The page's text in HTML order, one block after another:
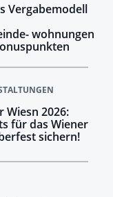
Vergabemodell
wohnungen
Wiesn 2026:
für das Wiener
sichern!